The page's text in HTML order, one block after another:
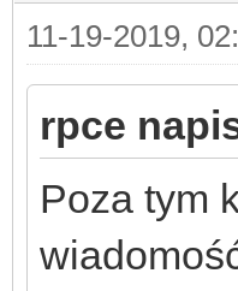
11-19-2019,
rpce
Poza tym